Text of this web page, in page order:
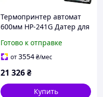
Термопринтер автомат
600мм HP-241G Датер для
термопечати 60см
Контактный
принтер
Готово к отправке
от3554₴/мес
21 326₴
Купить